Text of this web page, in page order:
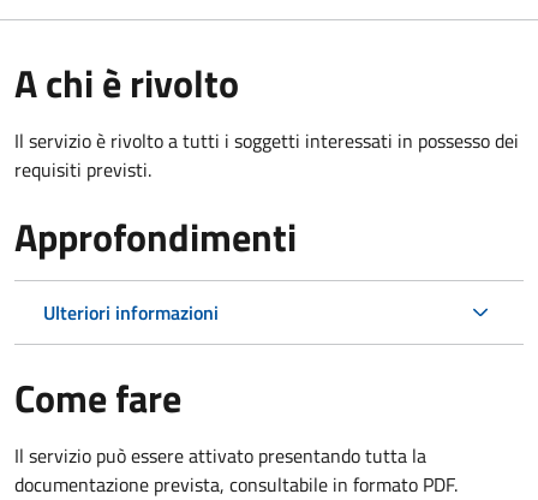
A chi è rivolto
Il servizio è rivolto a tutti i soggetti interessati in possesso dei
requisiti previsti.
Approfondimenti
Ulteriori informazioni
Come fare
Il servizio può essere attivato presentando tutta la
documentazione prevista, consultabile in formato PDF.